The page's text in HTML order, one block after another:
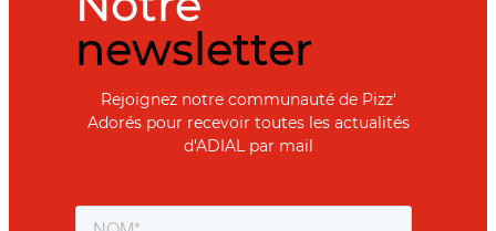
newsletter
Rejoignez notre communauté de Pizz'
Adorés pour recevoir toutes les actualités
d'ADIAL par mail